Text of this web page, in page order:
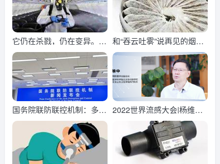
它仍在杀戮，仍在变异。结
束COVID-19紧急状态引发
激辩
和“吞云吐雾”说再见的烟草
产品——浅谈口含烟的发展
趋势
国务院联防联控机制：多条
技术路线均已开展奥密克戎
变异株疫苗研发
2022世界流感大会|杨维
中：新发传染病的应对能力
需全球共同努力